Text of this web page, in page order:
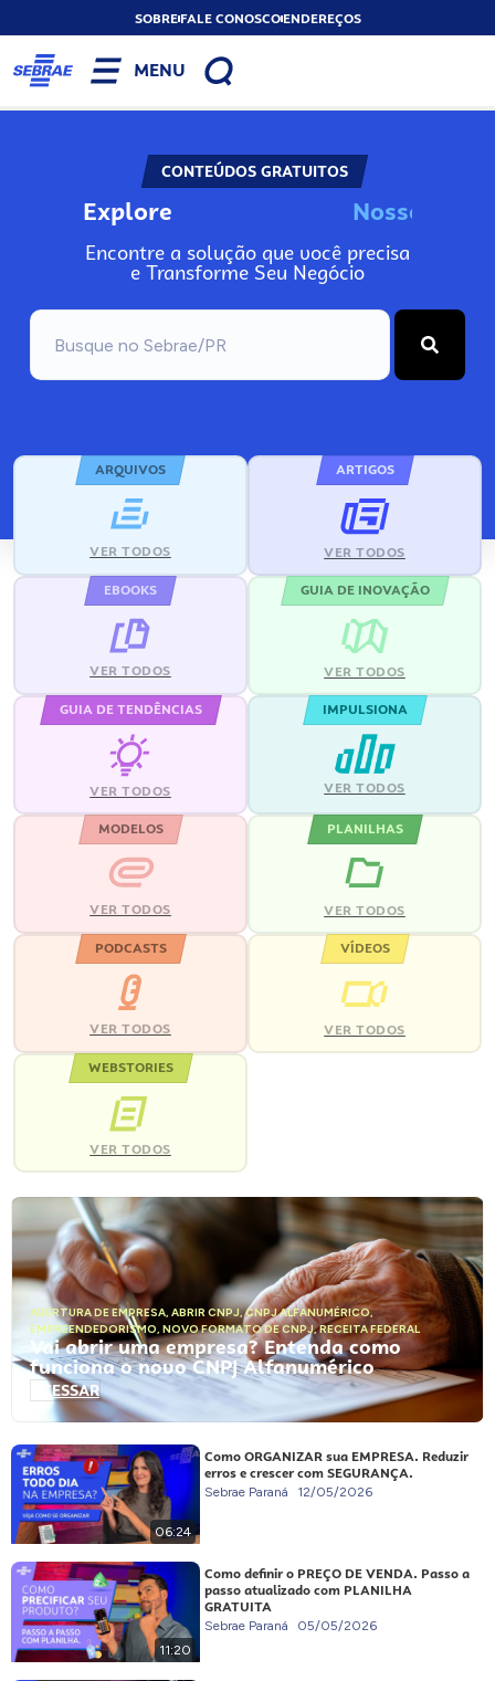
SOBREFALE CONOSCOENDEREÇOS
MENU
CONTEÚDOS GRATUITOS
Explore No
Encontre a solução que você precisa
e Transforme Seu Negócio
ARQUIVOS
VER TODOS
ARTIGOS
VER TODOS
EBOOKS
VER TODOS
GUIA DE INOVAÇÃO
VER TODOS
GUIA DE TENDÊNCIAS
VER TODOS
IMPULSIONA
VER TODOS
MODELOS
VER TODOS
PLANILHAS
VER TODOS
PODCASTS
VER TODOS
VÍDEOS
VER TODOS
WEBSTORIES
VER TODOS
ABERTURA DE EMPRESA, ABRIR CNPJ,CNPJ ALFANUMÉRICO,
EMPREENDEDORISMO, NOVO FORMATO DE CNPJ,RECEITA FEDERAL
Vai abrir uma empresa? Entenda como
funciona o novo CNPJ Alfanumérico
ACESSAR
06:24
Como ORGANIZAR sua EMPRESA. Reduzir
erros e crescer com SEGURANÇA.
Sebrae Paraná 12/05/2026
11:20
Como definir o PREÇO DE VENDA. Passo a
passo atualizado com PLANILHA
GRATUITA
Sebrae Paraná 05/05/2026